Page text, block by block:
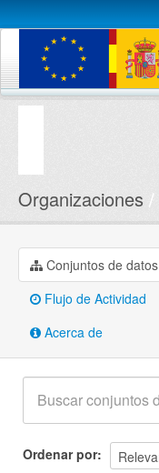
Conjuntos de datos
Organizaciones
Conjuntos de datos
Flujo de Actividad
Acerca de
Ordenar por